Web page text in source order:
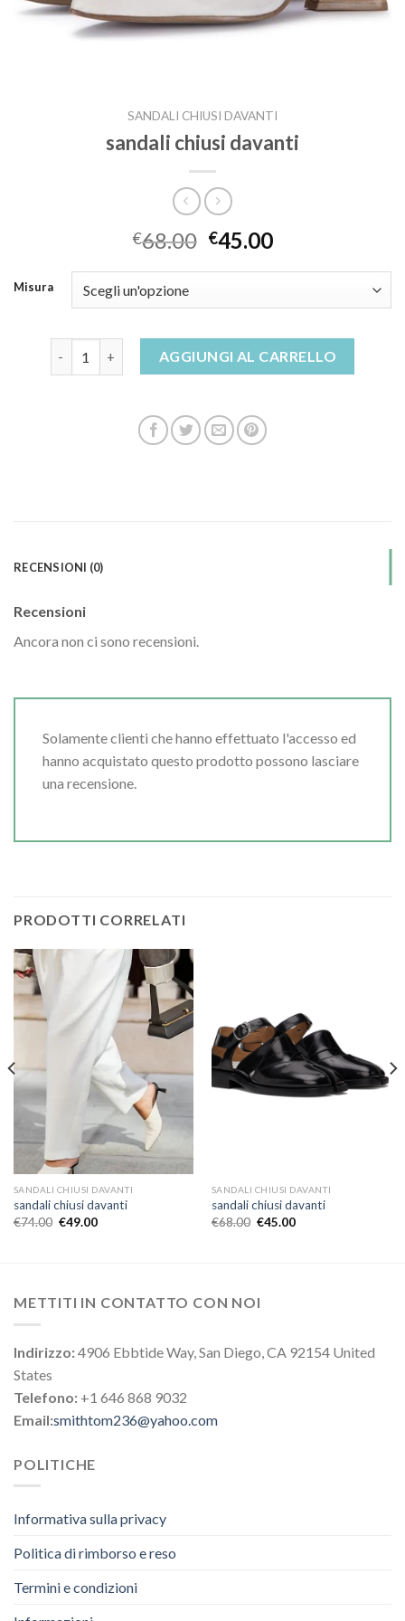
SANDALI CHIUSI DAVANTI
sandali chiusi davanti
€68.00 €45.00
Misura
sandali chiusi davanti quantitàAGGIUNGI AL CARRELLO
RECENSIONI (0)
Recensioni
Ancora non ci sono recensioni.
Solamente clienti che hanno effettuato l'accesso ed
hanno acquistato questo prodotto possono lasciare
una recensione.
PRODOTTI CORRELATI
SANDALI CHIUSI DAVANTI
sandali chiusi davanti
€74.00 €49.00
SANDALI CHIUSI DAVANTI
sandali chiusi davanti
€68.00 €45.00
METTITI IN CONTATTO CON NOI
Indirizzo:4906 Ebbtide Way, San Diego, CA 92154 United
States
Telefono: +1 646 868 9032
Email:smithtom236@yahoo.com
POLITICHE
Informativa sulla privacy
Politica di rimborso e reso
Termini e condizioni